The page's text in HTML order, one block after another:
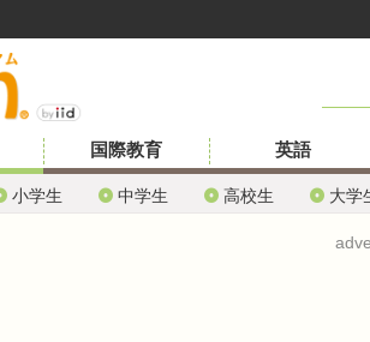
小学生 中学生 高校生 大学
国際教育 英語